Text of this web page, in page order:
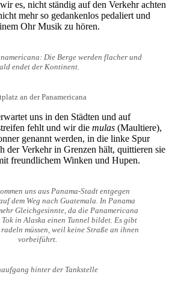
es, nicht ständig auf den Verkehr achten
mehr so gedankenlos pedaliert und
Ohr Musik zu hören.
Die Berge werden flacher und
endet der Kontinent.
an der Panamericana
uns in den Städten und auf
fehlt und wir die mulas (Maultiere),
genannt werden, in die linke Spur
der Verkehr in Grenzen hält, quittieren sie
freundlichem Winken und Hupen.
uns aus Panama-Stadt entgegen
dem Weg nach Guatemala. In Panama
Gleichgesinnte, da die Panamericana
in Alaska einen Tunnel bildet. Es gibt
müssen, weil keine Straße an ihnen
vorbeiführt.
hinter der Tankstelle